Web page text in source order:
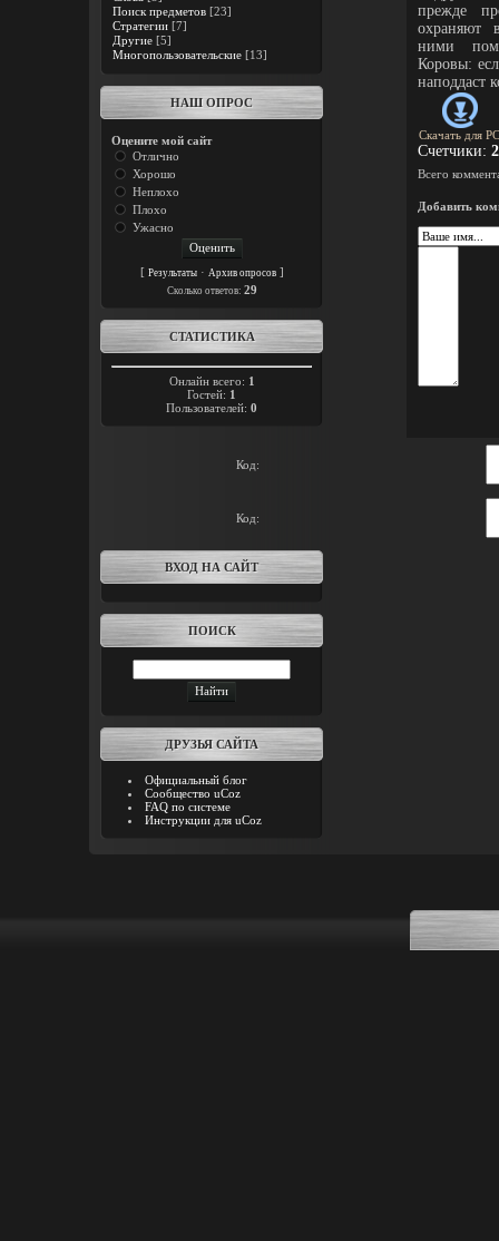
Поиск предметов [23]
Стратегии [7]
Другие [5]
Многопользовательские [13]
НАШ ОПРОС
Оцените мой сайт
Отлично
Хорошо
Неплохо
Плохо
Ужасно
[ Результаты· Архив опросов]
Cколько ответов: 29
СТАТИСТИКА
Онлайн всего: 1
Гостей: 1
Пользователей: 0
прежде
охраняют
ними
Коровы:
наподдаст
Скачать для PC
Счетчики:
Всего
Добавить
Код:
Код:
ВХОД НА САЙТ
ПОИСК
ДРУЗЬЯ САЙТА
Официальный блог
Сообщество uCoz
FAQ по системе
Инструкции для uCoz